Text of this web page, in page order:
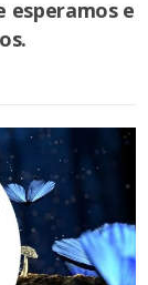
esperamos e